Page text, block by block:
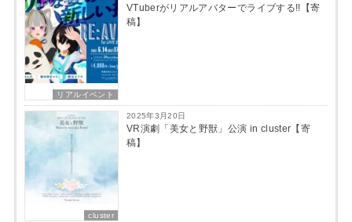
リアルイベント
VTuberがリアルアバターでライブする!!【寄
稿】
cluster
2025年3月20日
VR演劇「美女と野獣」公演 in cluster【寄
稿】